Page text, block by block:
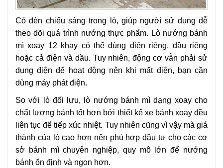
Có đèn chiếu sáng trong lò, giúp người sử dụng dễ
theo dõi quá trình nướng thực phẩm. Lò nướng bánh
mì xoay 12 khay có thể dùng điện riêng, dầu riêng
hoặc cả điện và dầu. Tuy nhiên, động cơ vẫn phải sử
dụng điện để hoạt động nên khi mất điện, bạn cần
dùng máy phát điện.
So với lò đối lưu, lò nướng bánh mì dạng xoay cho
chất lượng bánh tốt hơn bởi thiết kế xe bánh xoay đều
liên tục để tiếp xúc nhiệt. Tuy nhiên cũng vì vậy mà giá
thành của lò cao hơn nên phù hợp đầu tư cho các cơ
sở bánh mì chuyên nghiệp, quy mô lớn để nướng
bánh ổn định và ngon hơn.